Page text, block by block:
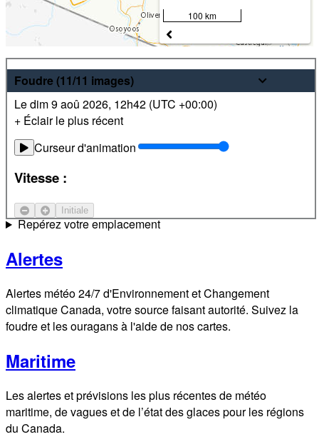
Foudre(11/11 images)
Le dim 9 aoû 2026, 12h42 (UTC +00:00)
+ Éclair le plus récent
Curseur d'animation
Vitesse :
Initiale
100 km
Météo
Prévisions pour les 24 prochaines heures et sur 7 jours les
plus récentes pour des endroits partout au Canada. De plus,
visualisez des images radar et satellite locales.
Repérez votre emplacement
Alertes
Alertes météo 24/7 d'Environnement et Changement
climatique Canada, votre source faisant autorité. Suivez la
foudre et les ouragans à l'aide de nos cartes.
Maritime
Les alertes et prévisions les plus récentes de météo
maritime, de vagues et de l’état des glaces pour les régions
du Canada.